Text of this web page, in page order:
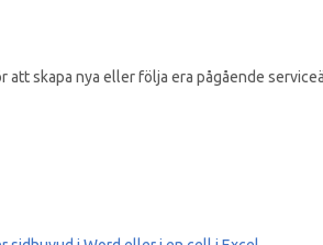
skapa nya eller följa era pågående